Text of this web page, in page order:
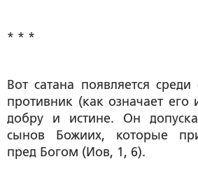
* * *
Вот сатана появляется
противник (как означает
добру и истине. Он
сынов Божиих, которые
пред Богом (Иов, 1, 6).